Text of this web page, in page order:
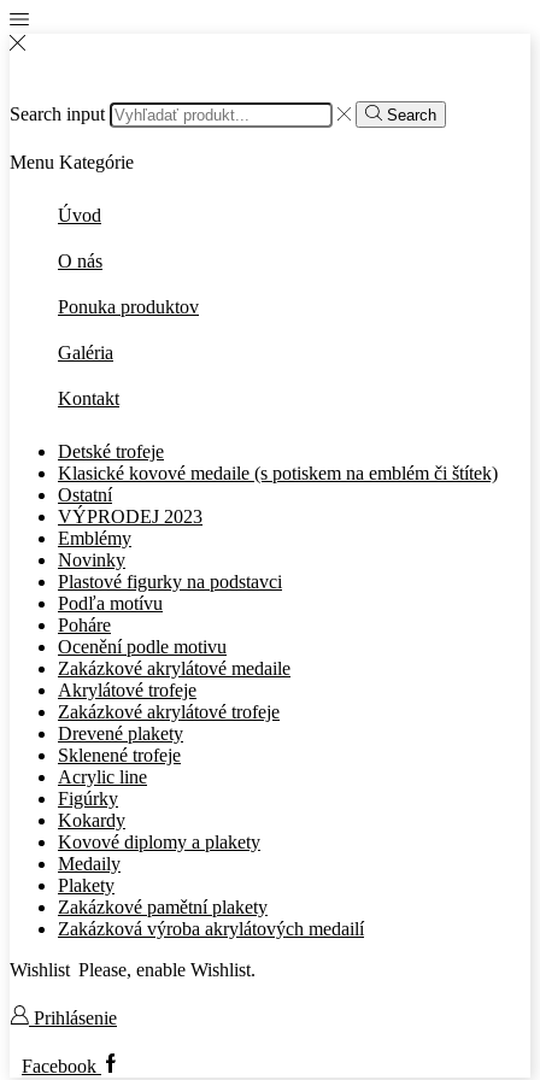
Search input Search
Menu Kategórie
Úvod
O nás
Ponuka produktov
Galéria
Kontakt
Detské trofeje
Klasické kovové medaile (s potiskem na emblém či štítek)
Ostatní
VÝPRODEJ 2023
Emblémy
Novinky
Plastové figurky na podstavci
Podľa motívu
Poháre
Ocenění podle motivu
Zakázkové akrylátové medaile
Akrylátové trofeje
Zakázkové akrylátové trofeje
Drevené plakety
Sklenené trofeje
Acrylic line
Figúrky
Kokardy
Kovové diplomy a plakety
Medaily
Plakety
Zakázkové pamětní plakety
Zakázková výroba akrylátových medailí
Wishlist Please, enable Wishlist.
Prihlásenie
Facebook